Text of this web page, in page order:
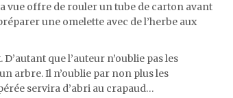
vue offre de rouler un tube de carton avant
une omelette avec de l’herbe aux
que l’auteur n’oublie pas les
arbre. Il n’oublie par non plus les
servira d’abri au crapaud…